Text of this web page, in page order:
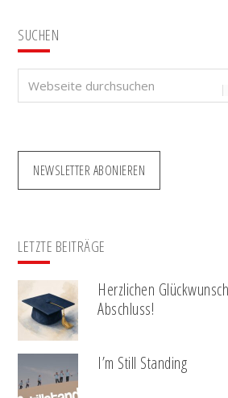
SUCHEN
Webseite
durchsuchen
NEWSLETTER ABONIEREN
LETZTE BEITRÄGE
Herzlichen
Abschluss!
I’m Still Standing